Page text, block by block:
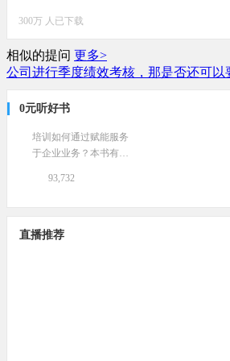
300万 人已下载
相似的提问 更多>
公司进行季度绩效考核，那是否还可
0元听好书
培训如何通过赋能服务
于企业业务？本书有一
提供。
93,732
直播推荐